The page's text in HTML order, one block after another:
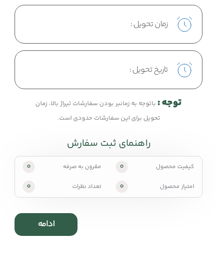
زمان تحویل :
تاریخ تحویل :
توجه : باتوجه به زمانبر بودن سفارشات تیراژ بالا، زمان
تحویل برای این سفارشات حدودی است.
راهنمای ثبت سفارش
کیفیت محصول 0 مقرون به صرفه 0
امتیاز محصول 0 تعداد نظرات 0
ادامه